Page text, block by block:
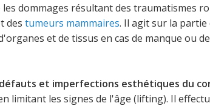
dommages résultant des traumatismes
des tumeurs mammaires. Il agit sur la partie
et de tissus en cas de manque ou
et imperfections esthétiques du
limitant les signes de l'âge (lifting). Il